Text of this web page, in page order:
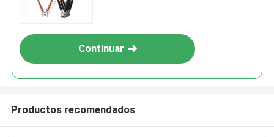
Continuar
Productos recomendados